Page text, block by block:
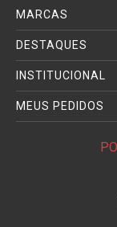
MARCAS
DESTAQUES
INSTITUCIONAL
MEUS PEDIDOS